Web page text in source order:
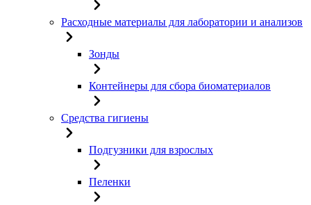
Расходные материалы для лаборатории и анализов
Зонды
Контейнеры для сбора биоматериалов
Средства гигиены
Подгузники для взрослых
Пеленки